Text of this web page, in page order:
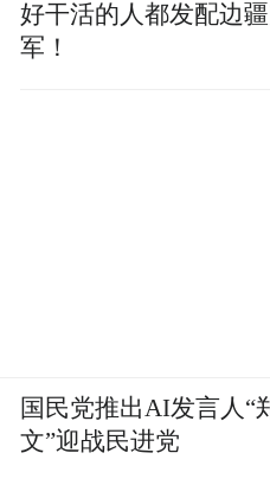
毕竟要堆影像，所以
好干活的人都发配边
军！
国民党推出AI发言人“
文”迎战民进党